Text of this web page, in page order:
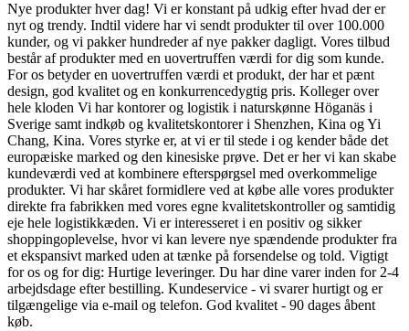
Nye produkter hver dag! Vi er konstant på udkig efter hvad der er
nyt og trendy. Indtil videre har vi sendt produkter til over 100.000
kunder, og vi pakker hundreder af nye pakker dagligt. Vores tilbud
består af produkter med en uovertruffen værdi for dig som kunde.
For os betyder en uovertruffen værdi et produkt, der har et pænt
design, god kvalitet og en konkurrencedygtig pris. Kolleger over
hele kloden Vi har kontorer og logistik i naturskønne Höganäs i
Sverige samt indkøb og kvalitetskontorer i Shenzhen, Kina og Yi
Chang, Kina. Vores styrke er, at vi er til stede i og kender både det
europæiske marked og den kinesiske prøve. Det er her vi kan skabe
kundeværdi ved at kombinere efterspørgsel med overkommelige
produkter. Vi har skåret formidlere ved at købe alle vores produkter
direkte fra fabrikken med vores egne kvalitetskontroller og samtidig
eje hele logistikkæden. Vi er interesseret i en positiv og sikker
shoppingoplevelse, hvor vi kan levere nye spændende produkter fra
et ekspansivt marked uden at tænke på forsendelse og told. Vigtigt
for os og for dig: Hurtige leveringer. Du har dine varer inden for 2-4
arbejdsdage efter bestilling. Kundeservice - vi svarer hurtigt og er
tilgængelige via e-mail og telefon. God kvalitet - 90 dages åbent
køb.